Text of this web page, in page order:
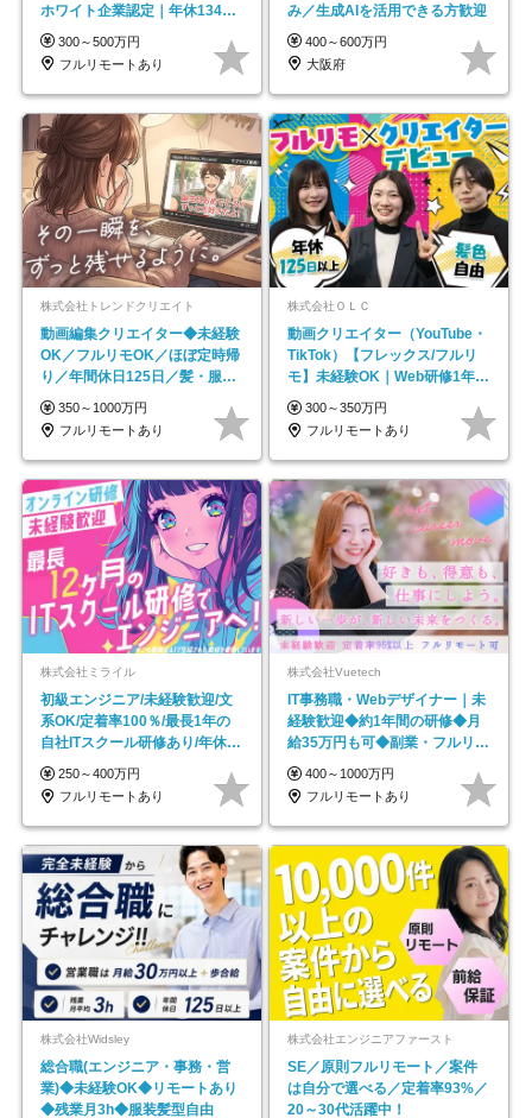
ホワイト企業認定｜年休134日
｜リモートOK
300～500万円
フルリモートあり
み／生成AIを活用できる方歓迎
400～600万円
大阪府
株式会社トレンドクリエイト
動画編集クリエイター◆未経験
OK／フルリモOK／ほぼ定時帰
り／年間休日125日／髪・服・
ネイル自由／副業OK
350～1000万円
フルリモートあり
株式会社ＯＬＣ
動画クリエイター（YouTube・
TikTok）【フレックス/フルリ
モ】未経験OK｜Web研修1年間
｜副業OK
300～350万円
フルリモートあり
株式会社ミライル
初級エンジニア/未経験歓迎/文
系OK/定着率100％/最長1年の
自社ITスクール研修あり/年休
130日
250～400万円
フルリモートあり
株式会社Vuetech
IT事務職・Webデザイナー｜未
経験歓迎◆約1年間の研修◆月
給35万円も可◆副業・フルリモ
ート可◆年休126日
400～1000万円
フルリモートあり
株式会社Widsley
総合職(エンジニア・事務・営
業)◆未経験OK◆リモートあり
◆残業月3h◆服装髪型自由
株式会社エンジニアファースト
SE／原則フルリモート／案件
は自分で選べる／定着率93%／
20～30代活躍中！